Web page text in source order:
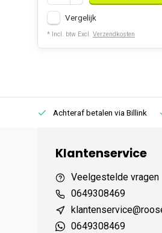
Vergelijk
* Incl. btw Excl. Verzendkosten
Achteraf betalen via Billink
Klantenservice
Veelgestelde vragen
0649308469
0649308469